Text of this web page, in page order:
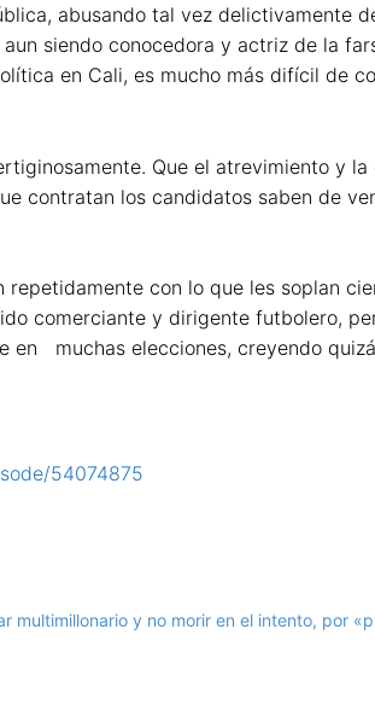
abusando tal vez delictivamente
siendo conocedora y actriz de la
en Cali, es mucho más difícil de
Que el atrevimiento y
contratan los candidatos saben de
con lo que les soplan
comerciante y dirigente futbolero,
muchas elecciones, creyendo
54074875
multimillonario y no morir en el intento, por